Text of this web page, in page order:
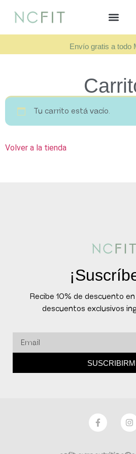
Envío gratis a todo
Tu carrito está vacío.
Volver a la tienda
Recibe 10% de descuento
descuentos exclusivos